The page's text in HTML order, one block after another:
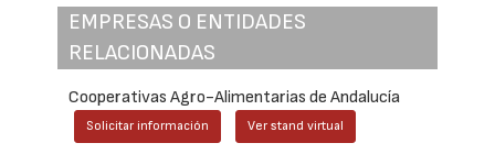
EMPRESAS O ENTIDADES
RELACIONADAS
Cooperativas Agro-Alimentarias de Andalucía
Solicitar información Ver stand virtual